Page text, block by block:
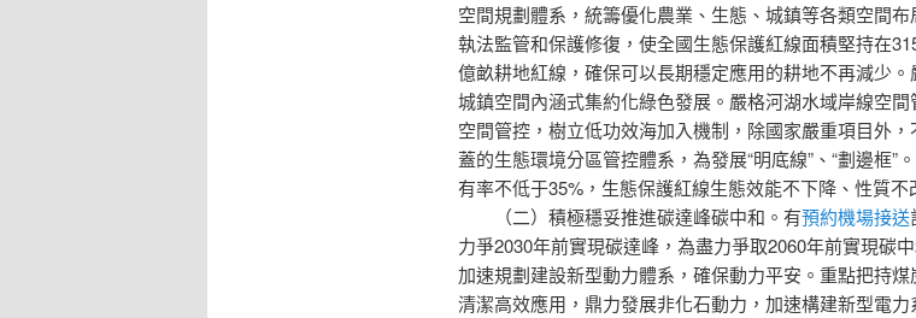
空間規劃體系，統籌優化農業、生態、城鎮等各類空間
執法監管和保護修復，使全國生態保護紅線面積堅持在
億畝耕地紅線，確保可以長期穩定應用的耕地不再減少
城鎮空間內涵式集約化綠色發展。嚴格河湖水域岸線空
空間管控，樹立低功效海加入機制，除國家嚴重項目外
蓋的生態環境分區管控體系，為發展“明底線”、“劃邊框”
有率不低于35%，生態保護紅線生態效能不下降、性質不
（二）積極穩妥推進碳達峰碳中和。有預約機場接送
力爭2030年前實現碳達峰，為盡力爭取2060年前實現碳
加速規劃建設新型動力體系，確保動力平安。重點把持
清潔高效應用，鼎力發展非化石動力，加速構建新型電